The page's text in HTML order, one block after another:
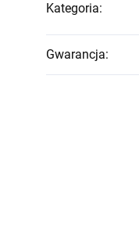
Kategoria:
Gwarancja: